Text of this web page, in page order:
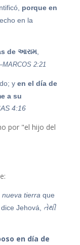
porque en
en la
de આરામ,
2:21
yen el día de
a su
4:16
por "el hijo del
tierra que
Jehová, તેથી
en día de